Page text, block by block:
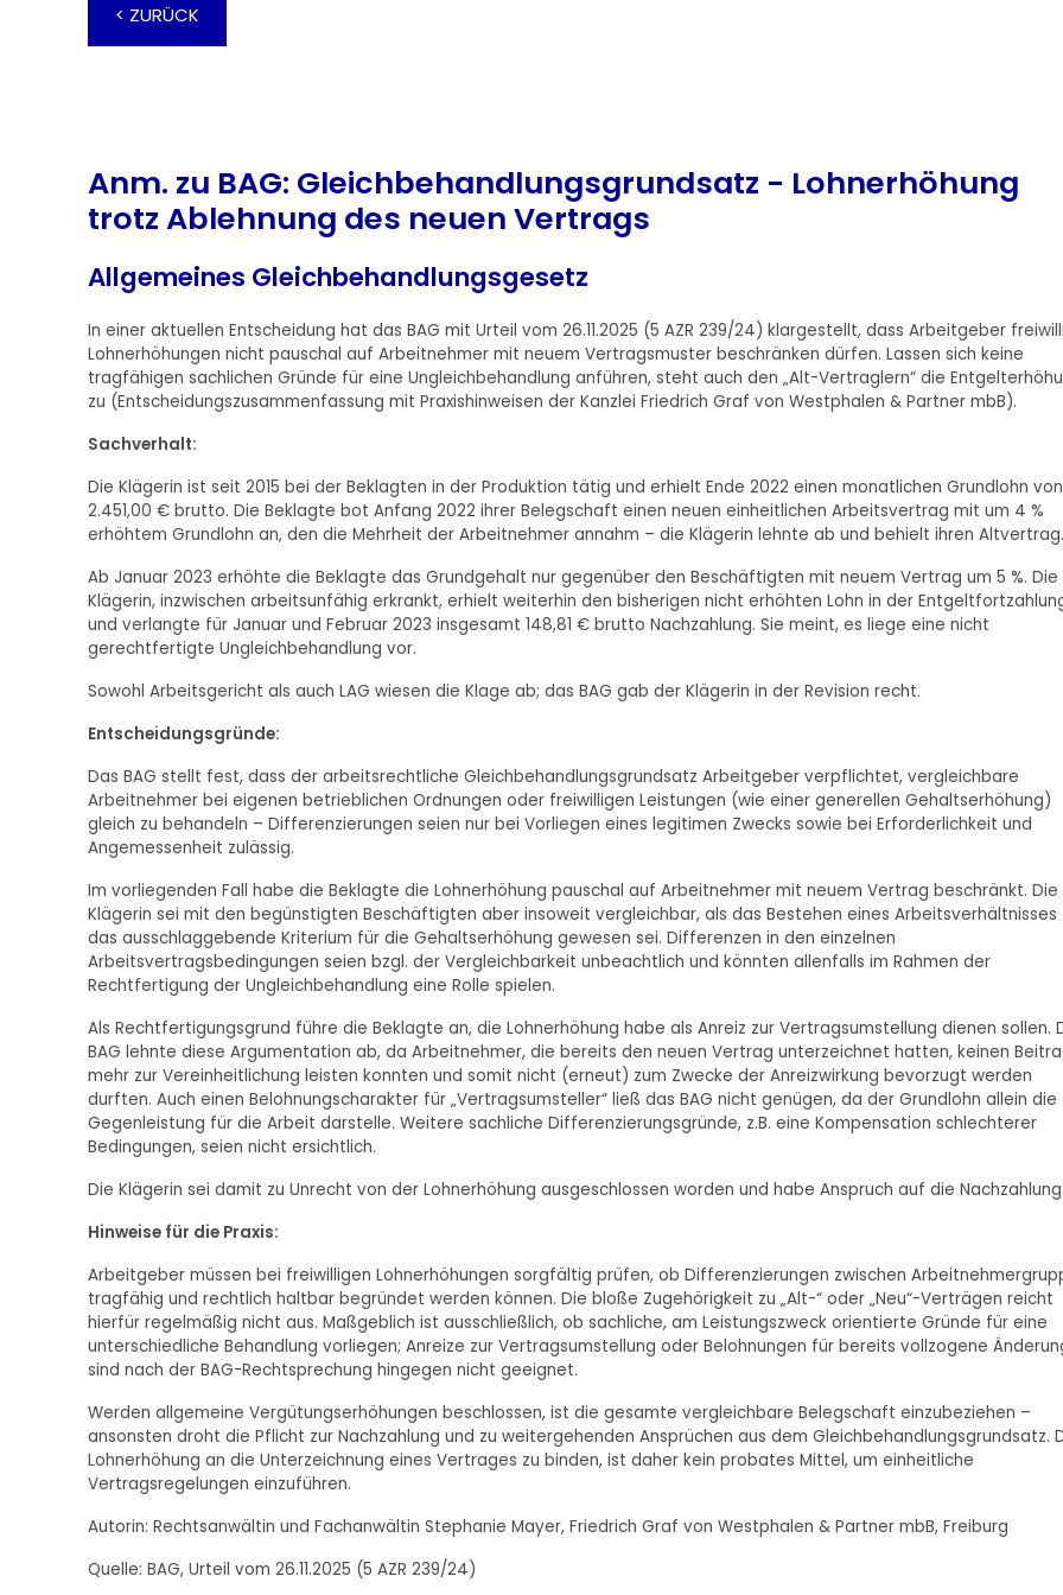
< ZURÜCK
Anm. zu BAG: Gleichbehandlungsgrundsatz - Lohnerhöhung
trotz Ablehnung des neuen Vertrags
Allgemeines Gleichbehandlungsgesetz
In einer aktuellen Entscheidung hat das BAG mit Urteil vom 26.11.2025 (5 AZR 239/24) klargestellt, dass Arbeitgeber
Lohnerhöhungen nicht pauschal auf Arbeitnehmer mit neuem Vertragsmuster beschränken dürfen. Lassen sich keine
tragfähigen sachlichen Gründe für eine Ungleichbehandlung anführen, steht auch den „Alt-Vertraglern“ die
zu (Entscheidungszusammenfassung mit Praxishinweisen der Kanzlei Friedrich Graf von Westphalen & Partner mbB).
Sachverhalt:
Die Klägerin ist seit 2015 bei der Beklagten in der Produktion tätig und erhielt Ende 2022 einen monatlichen Grundlohn von
2.451,00 € brutto. Die Beklagte bot Anfang 2022 ihrer Belegschaft einen neuen einheitlichen Arbeitsvertrag mit um 4 %
erhöhtem Grundlohn an, den die Mehrheit der Arbeitnehmer annahm – die Klägerin lehnte ab und behielt ihren Altvertrag.
Ab Januar 2023 erhöhte die Beklagte das Grundgehalt nur gegenüber den Beschäftigten mit neuem Vertrag um 5 %. Die
Klägerin, inzwischen arbeitsunfähig erkrankt, erhielt weiterhin den bisherigen nicht erhöhten Lohn in der
und verlangte für Januar und Februar 2023 insgesamt 148,81 € brutto Nachzahlung. Sie meint, es liege eine nicht
gerechtfertigte Ungleichbehandlung vor.
Sowohl Arbeitsgericht als auch LAG wiesen die Klage ab; das BAG gab der Klägerin in der Revision recht.
Entscheidungsgründe:
Das BAG stellt fest, dass der arbeitsrechtliche Gleichbehandlungsgrundsatz Arbeitgeber verpflichtet, vergleichbare
Arbeitnehmer bei eigenen betrieblichen Ordnungen oder freiwilligen Leistungen (wie einer generellen Gehaltserhöhung)
gleich zu behandeln – Differenzierungen seien nur bei Vorliegen eines legitimen Zwecks sowie bei Erforderlichkeit und
Angemessenheit zulässig.
Im vorliegenden Fall habe die Beklagte die Lohnerhöhung pauschal auf Arbeitnehmer mit neuem Vertrag beschränkt. Die
Klägerin sei mit den begünstigten Beschäftigten aber insoweit vergleichbar, als das Bestehen eines Arbeitsverhältnisses
das ausschlaggebende Kriterium für die Gehaltserhöhung gewesen sei. Differenzen in den einzelnen
Arbeitsvertragsbedingungen seien bzgl. der Vergleichbarkeit unbeachtlich und könnten allenfalls im Rahmen der
Rechtfertigung der Ungleichbehandlung eine Rolle spielen.
Als Rechtfertigungsgrund führe die Beklagte an, die Lohnerhöhung habe als Anreiz zur Vertragsumstellung dienen sollen.
BAG lehnte diese Argumentation ab, da Arbeitnehmer, die bereits den neuen Vertrag unterzeichnet hatten, keinen
mehr zur Vereinheitlichung leisten konnten und somit nicht (erneut) zum Zwecke der Anreizwirkung bevorzugt werden
durften. Auch einen Belohnungscharakter für „Vertragsumsteller“ ließ das BAG nicht genügen, da der Grundlohn allein die
Gegenleistung für die Arbeit darstelle. Weitere sachliche Differenzierungsgründe, z.B. eine Kompensation schlechterer
Bedingungen, seien nicht ersichtlich.
Die Klägerin sei damit zu Unrecht von der Lohnerhöhung ausgeschlossen worden und habe Anspruch auf die Nachzahlung.
Hinweise für die Praxis:
Arbeitgeber müssen bei freiwilligen Lohnerhöhungen sorgfältig prüfen, ob Differenzierungen zwischen
tragfähig und rechtlich haltbar begründet werden können. Die bloße Zugehörigkeit zu „Alt-“ oder „Neu“-Verträgen reicht
hierfür regelmäßig nicht aus. Maßgeblich ist ausschließlich, ob sachliche, am Leistungszweck orientierte Gründe für eine
unterschiedliche Behandlung vorliegen; Anreize zur Vertragsumstellung oder Belohnungen für bereits vollzogene
sind nach der BAG-Rechtsprechung hingegen nicht geeignet.
Werden allgemeine Vergütungserhöhungen beschlossen, ist die gesamte vergleichbare Belegschaft einzubeziehen –
ansonsten droht die Pflicht zur Nachzahlung und zu weitergehenden Ansprüchen aus dem Gleichbehandlungsgrundsatz.
Lohnerhöhung an die Unterzeichnung eines Vertrages zu binden, ist daher kein probates Mittel, um einheitliche
Vertragsregelungen einzuführen.
Autorin: Rechtsanwältin und Fachanwältin Stephanie Mayer, Friedrich Graf von Westphalen & Partner mbB, Freiburg
Quelle: BAG, Urteil vom 26.11.2025 (5 AZR 239/24)